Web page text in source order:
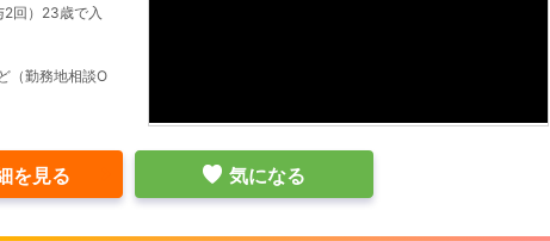
回）23歳で入
（勤務地相談O
を見る 気になる